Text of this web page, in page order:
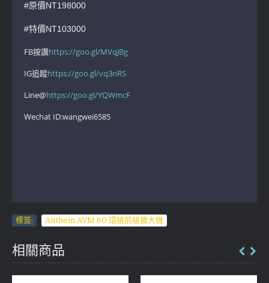
#原價NT198000
#特價NT103000
FB按讚https://goo.gl/MVqJBg
IG追蹤https://goo.gl/vq3nRS
Line@https://goo.gl/YQWmcF
Wechat ID:wangwei6585
標簽: Anthem AVM 60 環繞前級擴大機
相關商品